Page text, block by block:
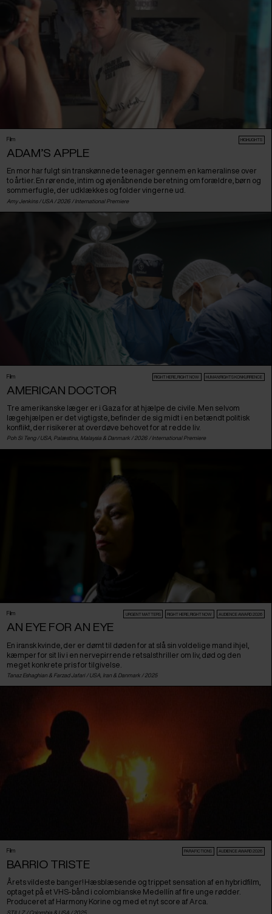
Film HIGHLIGHTS
ADAM’S APPLE
En mor har fulgt sin transkønnede teenager gennem en kameralinse over
to årtier. En rørende, intim og øjenåbnende beretning om forældre, børn og
sommerfugle, der udklækkes og folder vingerne ud.
Amy Jenkins / USA / 2026 / International Premiere
Film RIGHT HERE, RIGHT NOW HUMAN:RIGHTS KONKURRENCE
AMERICAN DOCTOR
Tre amerikanske læger er i Gaza for at hjælpe de civile. Men selvom
lægehjælpen er det vigtigste, befinder de sig midt i en betændt politisk
konflikt, der risikerer at overdøve behovet for at redde liv.
Poh Si Teng / USA Palæstina Malaysia & Danmark / 2026 / International Premiere
Film URGENT MATTERS RIGHT HERE, RIGHT NOW AUDIENCE AWARD 2026
AN EYE FOR AN EYE
En iransk kvinde, der er dømt til døden for at slå sin voldelige mand ihjel,
kæmper for sit liv i en nervepirrende retsalsthriller om liv, død og den
meget konkrete pris for tilgivelse.
Tanaz Eshaghian & Farzad Jafari / USA Iran & Danmark / 2025
Film PARAFICTIONS AUDIENCE AWARD 2026
BARRIO TRISTE
Årets vildeste banger! Hæsblæsende og trippet sensation af en hybridfilm,
optaget på et VHS-bånd i colombianske Medellín af fire unge rødder.
Produceret af Harmony Korine og med et nyt score af Arca.
STILLZ / Colombia & USA / 2025